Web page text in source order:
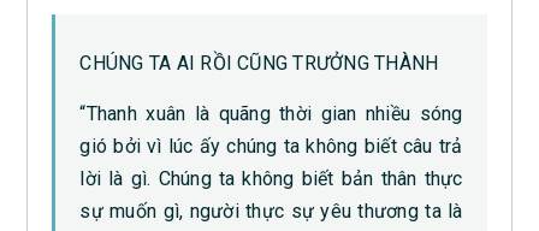
CHÚNG TA AI RỒI CŨNG TRƯỞNG THÀNH
“Thanh xuân là quãng thời gian nhiều sóng
gió bởi vì lúc ấy chúng ta không biết câu trả
lời là gì. Chúng ta không biết bản thân thực
sự muốn gì, người thực sự yêu thương ta là